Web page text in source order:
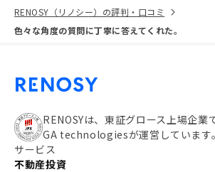
RENOSY（リノシー）の評判・口コミ
色々な角度の質問に丁寧に答えてくれた。
RENOSYは、東証グロース上場企業
GA technologiesが運営しています。
サービス
不動産投資